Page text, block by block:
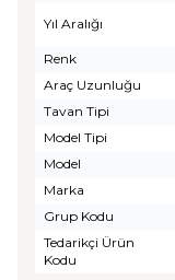
Yıl Aralığı
Renk
Araç Uzunluğu
Tavan Tipi
Model Tipi
Model
Marka
Grup Kodu
Tedarikçi Ürün
Kodu